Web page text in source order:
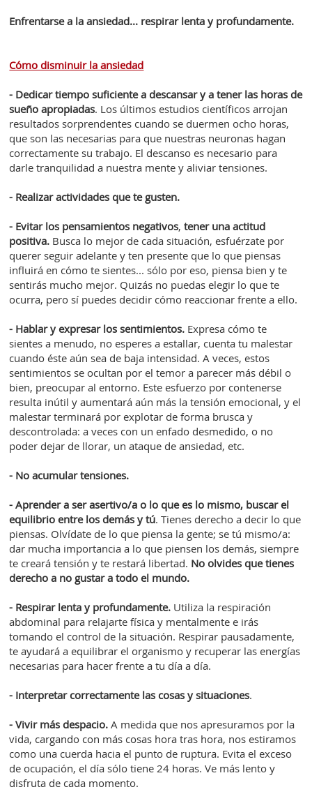
Enfrentarse a la ansiedad... respirar lenta y profundamente.
Cómo disminuir la ansiedad
- Dedicar tiempo suficiente a descansar y a tener las horas de
sueño apropiadas. Los últimos estudios científicos arrojan
resultados sorprendentes cuando se duermen ocho horas,
que son las necesarias para que nuestras neuronas hagan
correctamente su trabajo. El descanso es necesario para
darle tranquilidad a nuestra mente y aliviar tensiones.
- Realizar actividades que te gusten.
- Evitar los pensamientos negativos,tener una actitud
positiva. Busca lo mejor de cada situación, esfuérzate por
querer seguir adelante y ten presente que lo que piensas
influirá en cómo te sientes... sólo por eso, piensa bien y te
sentirás mucho mejor. Quizás no puedas elegir lo que te
ocurra, pero sí puedes decidir cómo reaccionar frente a ello.
- Hablar y expresar los sentimientos. Expresa cómo te
sientes a menudo, no esperes a estallar, cuenta tu malestar
cuando éste aún sea de baja intensidad. A veces, estos
sentimientos se ocultan por el temor a parecer más débil o
bien, preocupar al entorno. Este esfuerzo por contenerse
resulta inútil y aumentará aún más la tensión emocional, y el
malestar terminará por explotar de forma brusca y
descontrolada: a veces con un enfado desmedido, o no
poder dejar de llorar, un ataque de ansiedad, etc.
- No acumular tensiones.
- Aprender a ser asertivo/a o lo que es lo mismo, buscar el
equilibrio entre los demás y tú. Tienes derecho a decir lo que
piensas. Olvídate de lo que piensa la gente; se tú mismo/a:
dar mucha importancia a lo que piensen los demás, siempre
te creará tensión y te restará libertad. No olvides que tienes
derecho a no gustar a todo el mundo.
- Respirar lenta y profundamente. Utiliza la respiración
abdominal para relajarte física y mentalmente e irás
tomando el control de la situación. Respirar pausadamente,
te ayudará a equilibrar el organismo y recuperar las energías
necesarias para hacer frente a tu día a día.
- Interpretar correctamente las cosas y situaciones.
- Vivir más despacio.A medida que nos apresuramos por la
vida, cargando con más cosas hora tras hora, nos estiramos
como una cuerda hacia el punto de ruptura. Evita el exceso
de ocupación, el día sólo tiene 24 horas. Ve más lento y
disfruta de cada momento.